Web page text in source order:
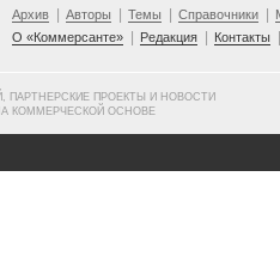
Архив Авторы Темы Справочники
О «Коммерсанте»
Редакция Контакты
ПАРТНЕРСКИЕ ПРОЕКТЫ И НОВОСТИ
КОММЕРЧЕСКОЙ ОСНОВЕ